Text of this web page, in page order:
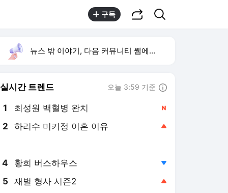
구독
뉴스 밖 이야기, 다음 커뮤니티 웹에서 보기
실시간 트렌드 오늘 3:59 기준
1 최성원 백혈병 완치
2 하리수 미키정 이혼 이유
4 황희 버스하우스
5 재벌 형사 시즌2